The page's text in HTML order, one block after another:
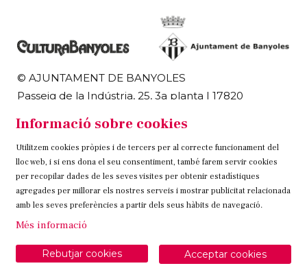
© AJUNTAMENT DE BANYOLES
Passeig de la Indústria, 25, 3a planta | 17820
972 58 18 48 | 972 57 00 50
Sitemap Avís Legal Ús de Cookies Contacteu
Link a instagram
Link a twitter
Link a facebook
Informació sobre cookies
Utilitzem cookies pròpies i de tercers per al correcte funcionament del
lloc web, i si ens dona el seu consentiment, també farem servir cookies
per recopilar dades de les seves visites per obtenir estadístiques
agregades per millorar els nostres serveis i mostrar publicitat relacionada
amb les seves preferències a partir dels seus hàbits de navegació.
Més informació
Acceptar cookies
Rebutjar cookies